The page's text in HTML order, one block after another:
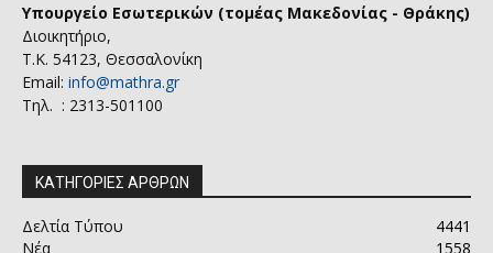
Υπουργείο Εσωτερικών (τομέας Μακεδονίας - Θράκης)
Διοικητήριο,
Τ.Κ. 54123, Θεσσαλονίκη
Email: info@mathra.gr
Τηλ. : 2313-501100
ΚΑΤΗΓΟΡΙΕΣ ΑΡΘΡΩΝ
Δελτία Τύπου
4441
Νέα
1558